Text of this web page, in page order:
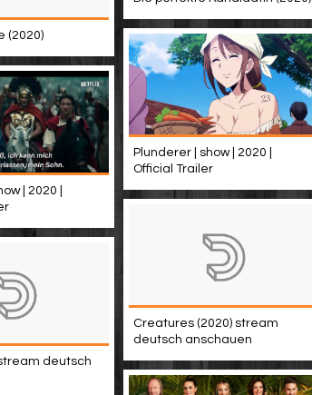
(2020)
Plunderer | show | 2020 |
Official Trailer
| 2020 |
Creatures (2020) stream
deutsch anschauen
deutsch